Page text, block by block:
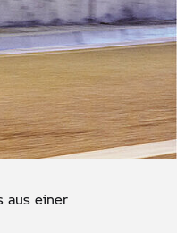
aus einer